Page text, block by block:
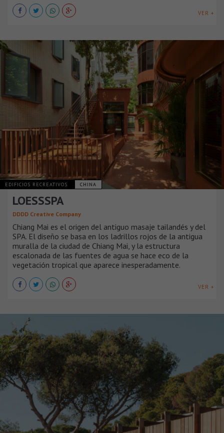
VER +
EDIFICIOS RECREATIVOS CHINA
LOESSSPA
DDDD Creative Company
Chiang Mai es el origen del antiguo masaje tailandés y del
SPA. El diseño se basa en los ladrillos rojos de la antigua
muralla de la ciudad de Chiang Mai, y la estructura
escalonada de las fuentes de agua se hace eco de la
vegetación tropical que aparece inesperadamente.
VER +